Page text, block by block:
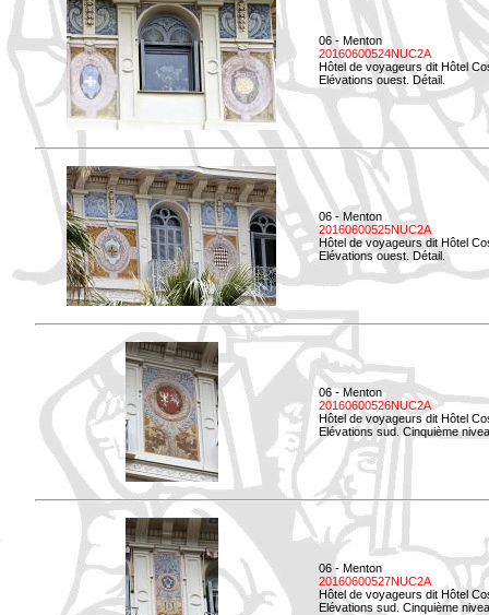
06 - Menton
20160600524NUC2A
Hôtel de voyageurs dit Hôtel
Elévations ouest. Détail.
06 - Menton
20160600525NUC2A
Hôtel de voyageurs dit Hôtel
Elévations ouest. Détail.
06 - Menton
20160600526NUC2A
Hôtel de voyageurs dit Hôtel
Elévations sud. Cinquième
06 - Menton
20160600527NUC2A
Hôtel de voyageurs dit Hôtel
Elévations sud. Cinquième